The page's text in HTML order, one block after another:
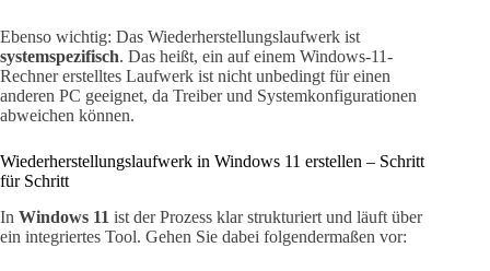
Ebenso wichtig: Das Wiederherstellungslaufwerk ist
systemspezifisch. Das heißt, ein auf einem Windows-11-
Rechner erstelltes Laufwerk ist nicht unbedingt für einen
anderen PC geeignet, da Treiber und Systemkonfigurationen
abweichen können.
Wiederherstellungslaufwerk in Windows 11 erstellen – Schritt
für Schritt
In Windows 11 ist der Prozess klar strukturiert und läuft über
ein integriertes Tool. Gehen Sie dabei folgendermaßen vor: